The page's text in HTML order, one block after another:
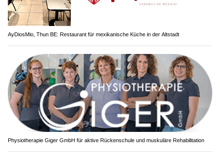
AyDiosMio, Thun BE: Restaurant für mexikanische Küche in der Altstadt
Physiotherapie Giger GmbH für aktive Rückenschule und muskuläre Rehabilitation